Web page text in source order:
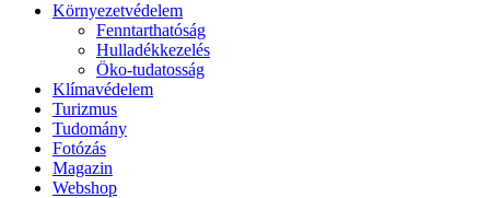
Környezetvédelem
Fenntarthatóság
Hulladékkezelés
Öko-tudatosság
Klímavédelem
Turizmus
Tudomány
Fotózás
Magazin
Webshop